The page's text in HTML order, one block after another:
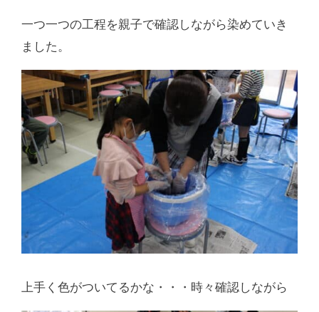
一つ一つの工程を親子で確認しながら染めていき
ました。
上手く色がついてるかな・・・時々確認しながら